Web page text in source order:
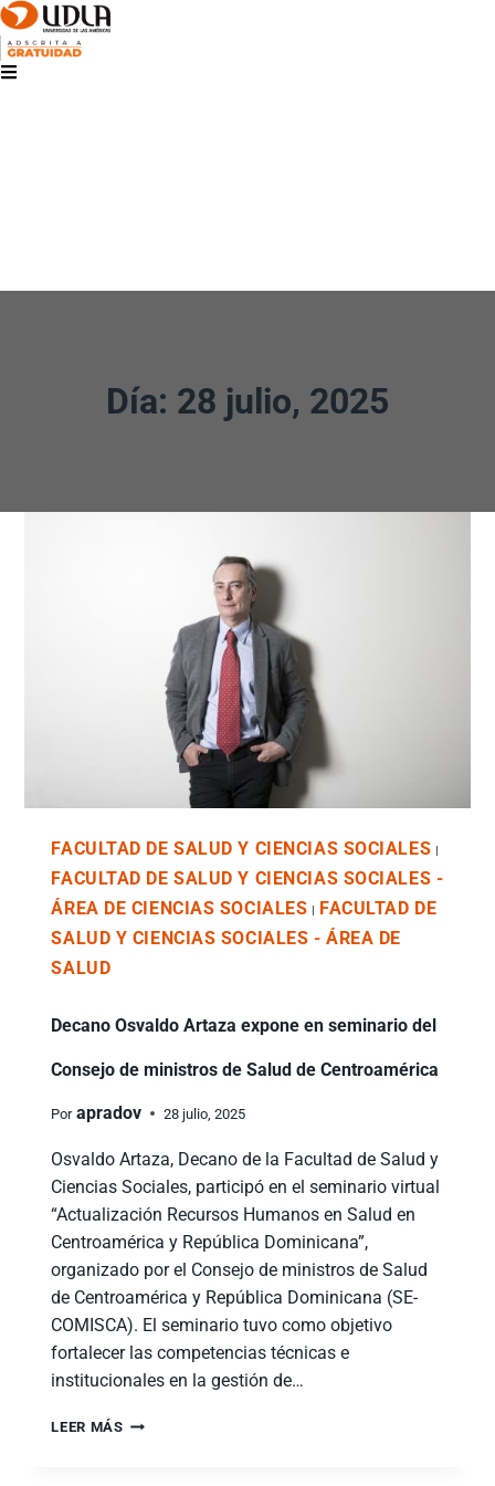
Día: 28 julio, 2025
FACULTAD DE SALUD Y CIENCIAS SOCIALES
FACULTAD DE SALUD Y CIENCIAS SOCIALES -
ÁREA DE CIENCIAS SOCIALES
FACULTAD DE
SALUD Y CIENCIAS SOCIALES - ÁREA DE
SALUD
Decano Osvaldo Artaza expone en seminario del
Consejo de ministros de Salud de Centroamérica
Por apradov 28 julio, 2025
Osvaldo Artaza, Decano de la Facultad de Salud y
Ciencias Sociales, participó en el seminario virtual
“Actualización Recursos Humanos en Salud en
Centroamérica y República Dominicana”,
organizado por el Consejo de ministros de Salud
de Centroamérica y República Dominicana (SE-
COMISCA). El seminario tuvo como objetivo
fortalecer las competencias técnicas e
institucionales en la gestión de…
LEER MÁS